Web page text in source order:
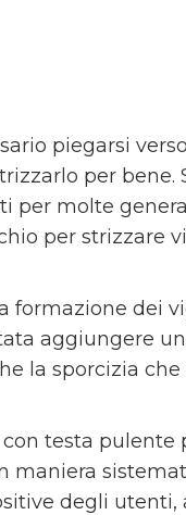
piegarsi
per bene.
per molte
per strizzare
formazione dei
aggiungere
la sporcizia
testa pulente
maniera
degli utenti,